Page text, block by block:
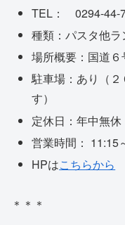
TEL： 0294-44-
種類：パスタ他
場所概要：国道
駐車場：あり（
す）
定休日：年中無休
営業時間： 11:15
HPはこちらから
＊＊＊